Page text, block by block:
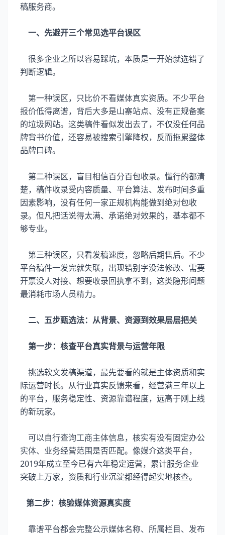
稿服务商。
一、先避开三个常见选平台误区
很多企业之所以容易踩坑，本质是一开始就选错了
判断逻辑。
第一种误区，只比价不看媒体真实资质。不少平台
报价低得离谱，背后大多是山寨站点、没有正规备案
的垃圾网站。这类稿件看似发出去了，不仅没任何品
牌背书价值，还容易被搜索引擎降权，反而拖累整体
品牌口碑。
第二种误区，盲目相信百分百包收录。懂行的都清
楚，稿件收录受内容质量、平台算法、发布时间多重
因素影响，没有任何一家正规机构能做到绝对包收
录。但凡把话说得太满、承诺绝对效果的，基本都不
够专业。
第三种误区，只看发稿速度，忽略后期售后。不少
平台稿件一发完就失联，出现错别字没法修改、需要
开票没人对接、想要收录回执拿不到，这类隐形问题
最消耗市场人员精力。
二、五步甄选法：从背景、资源到效果层层把关
第一步：核查平台真实背景与运营年限
挑选软文发稿渠道，最先要看的就是主体资质和实
际运营时长。从行业真实反馈来看，经营满三年以上
的平台，服务稳定性、资源靠谱程度，远高于刚上线
的新玩家。
可以自行查询工商主体信息，核实有没有固定办公
实体、业务经营范围是否匹配。像媒介这类平台，
2019年成立至今已有六年稳定运营，累计服务企业
突破上万家，资质和行业沉淀都经得起实地核查。
第二步：核验媒体资源真实度
靠谱平台都会完整公示媒体名称、所属栏目、发布